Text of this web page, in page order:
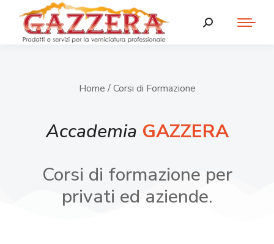
Home / Corsi di Formazione
Accademia GAZZERA
Corsi di formazione per
privati ed aziende.